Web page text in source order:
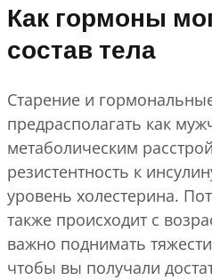
Как гормоны
состав тела
Старение и
предрасполагать как
метаболическим
резистентность к
уровень холестерина.
также происходит с
важно поднимать
чтобы вы получали